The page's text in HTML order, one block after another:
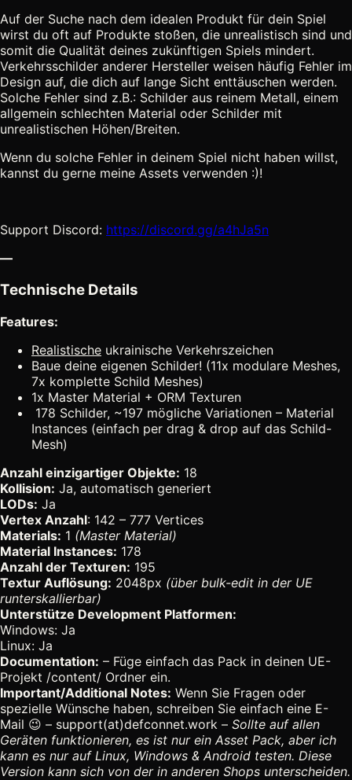
Auf der Suche nach dem idealen Produkt für dein Spiel
wirst du oft auf Produkte stoßen, die unrealistisch sind und
somit die Qualität deines zukünftigen Spiels mindert.
Verkehrsschilder anderer Hersteller weisen häufig Fehler im
Design auf, die dich auf lange Sicht enttäuschen werden.
Solche Fehler sind z.B.: Schilder aus reinem Metall, einem
allgemein schlechten Material oder Schilder mit
unrealistischen Höhen/Breiten.
Wenn du solche Fehler in deinem Spiel nicht haben willst,
kannst du gerne meine Assets verwenden :)!
Support Discord: https://discord.gg/a4hJa5n
—
Technische Details
Features:
Realistische ukrainische Verkehrszeichen
Baue deine eigenen Schilder! (11x modulare Meshes,
7x komplette Schild Meshes)
1x Master Material + ORM Texturen
178 Schilder, ~197 mögliche Variationen – Material
Instances (einfach per drag & drop auf das Schild-
Mesh)
Anzahl einzigartiger Objekte: 18
Kollision: Ja, automatisch generiert
LODs: Ja
Vertex Anzahl: 142 – 777 Vertices
Materials: 1 (Master Material)
Material Instances: 178
Anzahl der Texturen: 195
Textur Auflösung: 2048px (über bulk-edit in der UE
runterskallierbar)
Unterstütze Development Platformen:
Windows: Ja
Linux: Ja
Documentation: – Füge einfach das Pack in deinen UE-
Projekt /content/ Ordner ein.
Important/Additional Notes: Wenn Sie Fragen oder
spezielle Wünsche haben, schreiben Sie einfach eine E-
Mail 😉 – support(at)defconnet.work – Sollte auf allen
Geräten funktionieren, es ist nur ein Asset Pack, aber ich
kann es nur auf Linux, Windows & Android testen. Diese
Version kann sich von der in anderen Shops unterscheiden.